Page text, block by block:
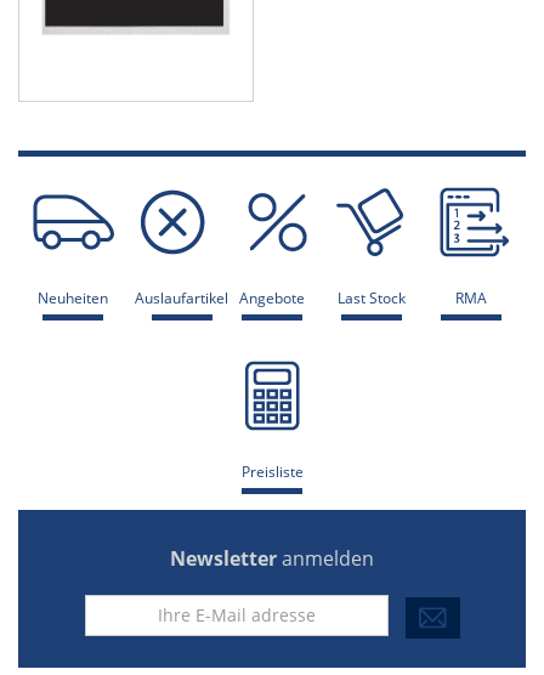
Neuheiten Auslaufartikel Angebote Last Stock RMA
Preisliste
Newsletteranmelden